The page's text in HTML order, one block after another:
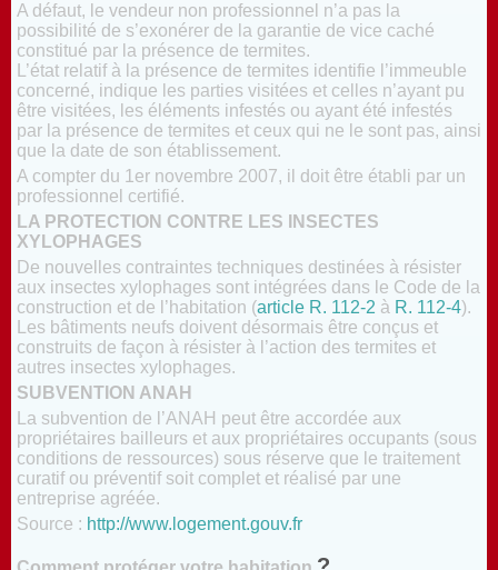
A défaut, le vendeur non professionnel n’a pas la
possibilité de s’exonérer de la garantie de vice caché
constitué par la présence de termites.
L’état relatif à la présence de termites identifie l’immeuble
concerné, indique les parties visitées et celles n’ayant pu
être visitées, les éléments infestés ou ayant été infestés
par la présence de termites et ceux qui ne le sont pas, ainsi
que la date de son établissement.
A compter du 1er novembre 2007, il doit être établi par un
professionnel certifié.
LA PROTECTION CONTRE LES INSECTES
XYLOPHAGES
De nouvelles contraintes techniques destinées à résister
aux insectes xylophages sont intégrées dans le Code de la
construction et de l’habitation (article R. 112-2 à R. 112-4).
Les bâtiments neufs doivent désormais être conçus et
construits de façon à résister à l’action des termites et
autres insectes xylophages.
SUBVENTION ANAH
La subvention de l’ANAH peut être accordée aux
propriétaires bailleurs et aux propriétaires occupants (sous
conditions de ressources) sous réserve que le traitement
curatif ou préventif soit complet et réalisé par une
entreprise agréée.
Source : http://www.logement.gouv.fr
?